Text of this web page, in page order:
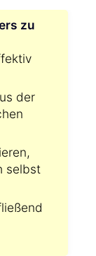
zu
der
selbst